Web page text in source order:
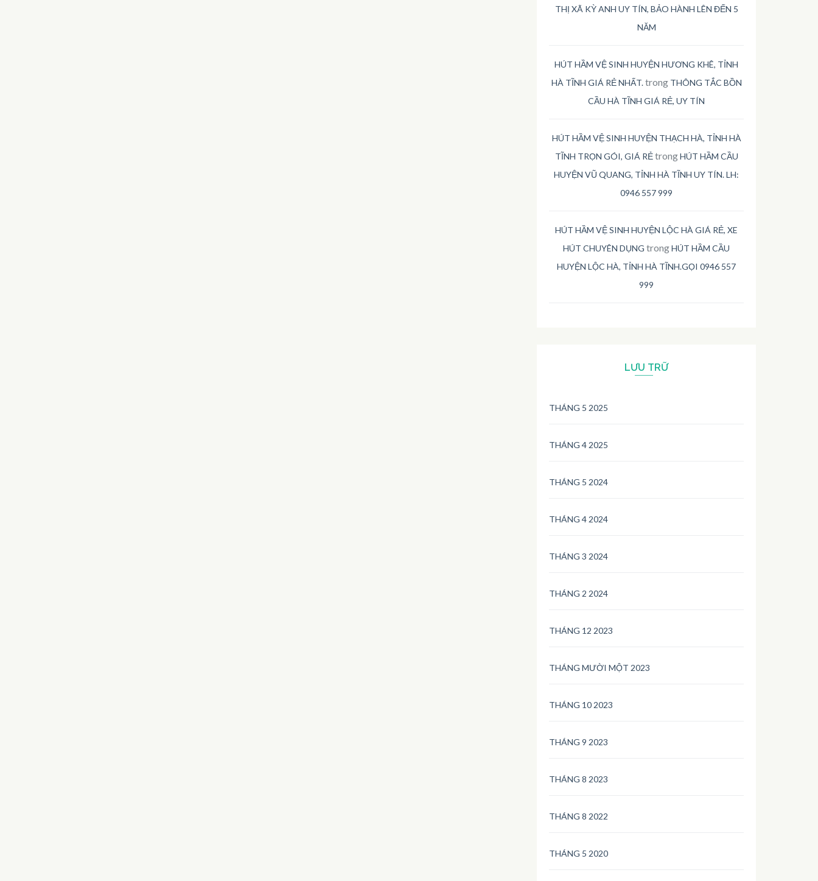
THỊ XÃ KỲ ANH UY TÍN, BẢO HÀNH LÊN ĐẾN 5
NĂM
HÚT HẦM VỆ SINH HUYỆN HƯƠNG KHÊ, TỈNH
HÀ TĨNH GIÁ RẺ NHẤT.trong THÔNG TẮC BỒN
CẦU HÀ TĨNH GIÁ RẺ, UY TÍN
HÚT HẦM VỆ SINH HUYỆN THẠCH HÀ, TỈNH HÀ
TĨNH TRỌN GÓI, GIÁ RẺtrongHÚT HẦM CẦU
HUYỆN VŨ QUANG, TỈNH HÀ TĨNH UY TÍN. LH:
0946 557 999
HÚT HẦM VỆ SINH HUYỆN LỘC HÀ GIÁ RẺ, XE
HÚT CHUYÊN DỤNG trongHÚT HẦM CẦU
HUYỆN LỘC HÀ, TỈNH HÀ TĨNH.GỌI 0946 557
999
LƯU TRỮ
THÁNG 5 2025
THÁNG 4 2025
THÁNG 5 2024
THÁNG 4 2024
THÁNG 3 2024
THÁNG 2 2024
THÁNG 12 2023
THÁNG MƯỜI MỘT 2023
THÁNG 10 2023
THÁNG 9 2023
THÁNG 8 2023
THÁNG 8 2022
THÁNG 5 2020